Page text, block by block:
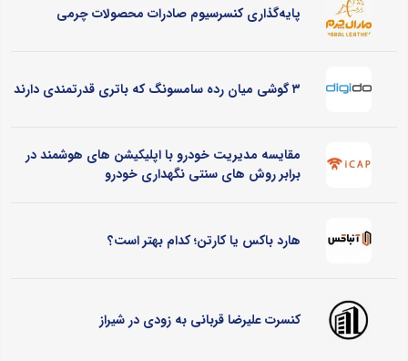
پایه‌گذاری کنسرسیوم صادرات محصولات چرمی
۳ گوشی میان رده سامسونگ که باتری قدرتمندی دارند
مقایسه مدیریت خودرو با اپلیکیشن های هوشمند در
برابر روش های سنتی نگهداری خودرو
هارد باکس یا کارتن؛ کدام بهتر است؟
کنسرت علیرضا قربانی به زودی در شیراز